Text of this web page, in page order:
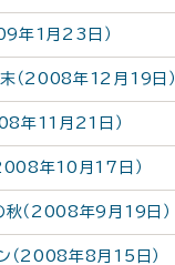
年1月23日）
（2008年12月19日）
年11月21日）
年10月17日）
秋（2008年9月19日）
（2008年8月15日）